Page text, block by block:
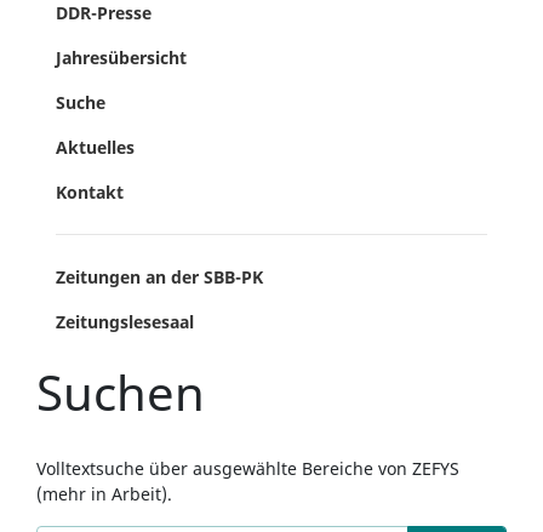
DDR-Presse
Jahresübersicht
Suche
Aktuelles
Kontakt
Zeitungen an der SBB-PK
Zeitungslesesaal
Suchen
Volltextsuche über ausgewählte Bereiche von ZEFYS
(mehr in Arbeit).